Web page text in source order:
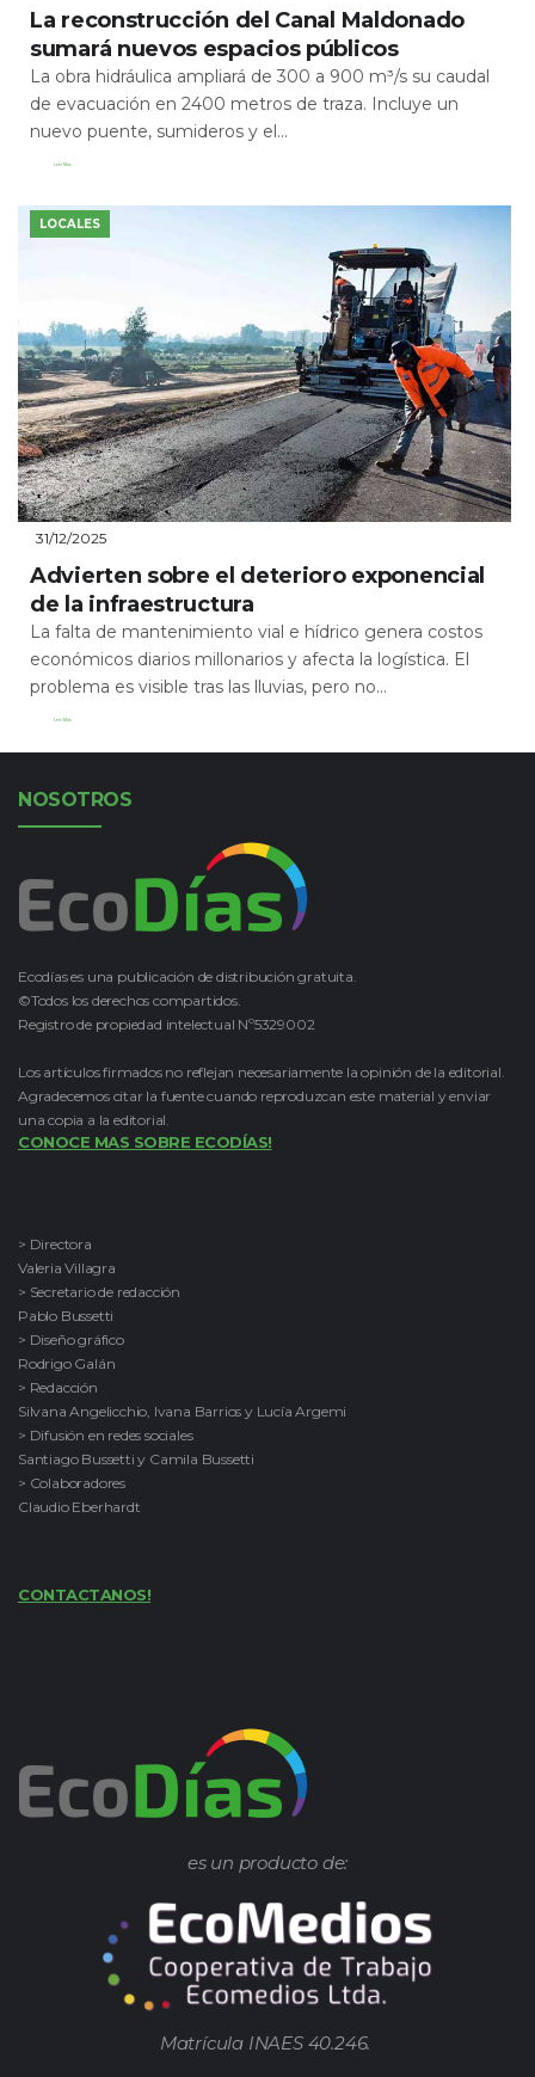
La reconstrucción del Canal Maldonado
sumará nuevos espacios públicos
La obra hidráulica ampliará de 300 a 900 m³/s su caudal
de evacuación en 2400 metros de traza. Incluye un
nuevo puente, sumideros y el...
Leer Más
LOCALES
31/12/2025
Advierten sobre el deterioro exponencial
de la infraestructura
La falta de mantenimiento vial e hídrico genera costos
económicos diarios millonarios y afecta la logística. El
problema es visible tras las lluvias, pero no...
Leer Más
NOSOTROS
Ecodías es una publicación de distribución gratuita.
©Todos los derechos compartidos.
Registro de propiedad intelectual Nº5329002
Los artículos firmados no reflejan necesariamente la opinión de la editorial.
Agradecemos citar la fuente cuando reproduzcan este material y enviar
una copia a la editorial.
CONOCE MAS SOBRE ECODÍAS!
> Directora
Valeria Villagra
> Secretario de redacción
Pablo Bussetti
> Diseño gráfico
Rodrigo Galán
> Redacción
Silvana Angelicchio, Ivana Barrios y Lucía Argemi
> Difusión en redes sociales
Santiago Bussetti y Camila Bussetti
> Colaboradores
Claudio Eberhardt
CONTACTANOS!
es un producto de:
Matrícula INAES 40.246.